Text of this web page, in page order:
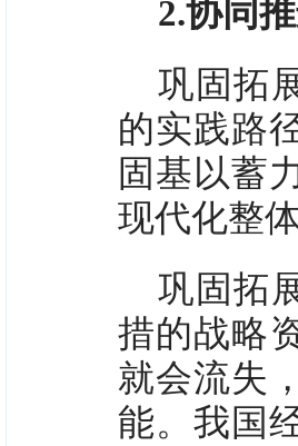
2.协同
巩固拓
的实践路
固基以蓄
现代化整
巩固拓
措的战略
就会流失
能。我国